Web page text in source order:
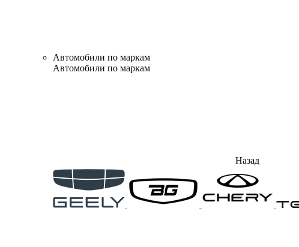
Автомобили по маркам
Автомобили по маркам
Назад